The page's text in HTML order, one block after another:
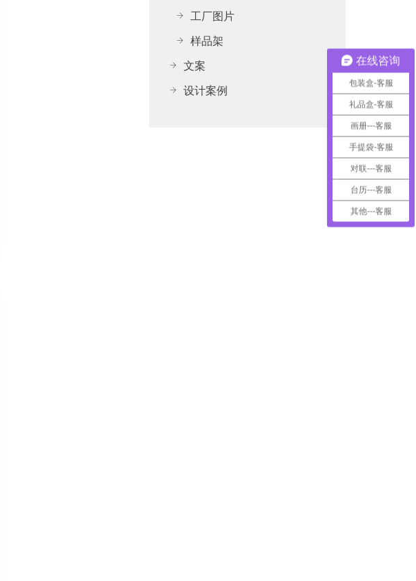
工厂图片
样品架
文案
设计案例
在线咨询
包装盒-客服
礼品盒-客服
画册---客服
手提袋-客服
对联---客服
台历---客服
其他---客服